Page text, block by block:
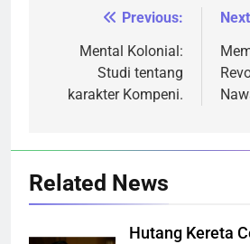
Navigasi
pos
Previous:
Mental Kolonial:
Studi tentang
karakter Kompeni.
Related News
Hutang Kereta